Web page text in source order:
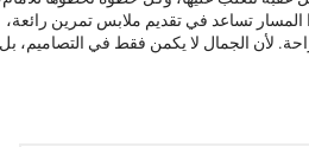
تساعد في تقديم ملابس تمرين رائعة،
لأن الجمال لا يكمن فقط في التصاميم، بل